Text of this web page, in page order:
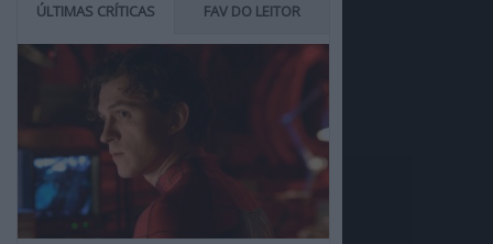
ÚLTIMAS CRÍTICAS FAV DO LEITOR